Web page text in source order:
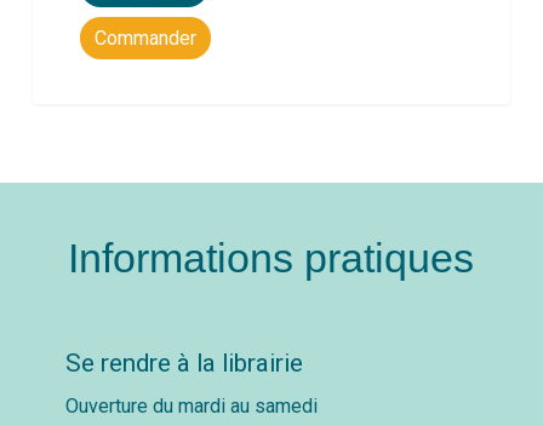
Commander
Informations pratiques
Se rendre à la librairie
Ouverture du mardi au samedi